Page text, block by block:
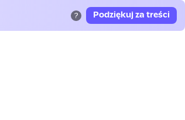
? Podziękuj za treści